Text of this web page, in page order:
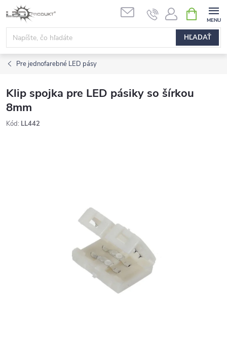
Prejsť
na
obsah
HĽADAŤ
KOŠÍK
Pre jednofarebné LED pásy
Klip spojka pre LED pásiky so šírkou
8mm
Kód: LL442